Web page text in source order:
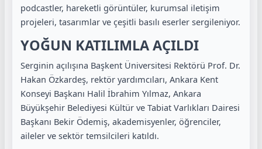
podcastler, hareketli görüntüler, kurumsal iletişim
projeleri, tasarımlar ve çeşitli basılı eserler sergileniyor.
YOĞUN KATILIMLA AÇILDI
Serginin açılışına Başkent Üniversitesi Rektörü Prof. Dr.
Hakan Özkardeş, rektör yardımcıları, Ankara Kent
Konseyi Başkanı Halil İbrahim Yılmaz, Ankara
Büyükşehir Belediyesi Kültür ve Tabiat Varlıkları Dairesi
Başkanı Bekir Ödemiş, akademisyenler, öğrenciler,
aileler ve sektör temsilcileri katıldı.